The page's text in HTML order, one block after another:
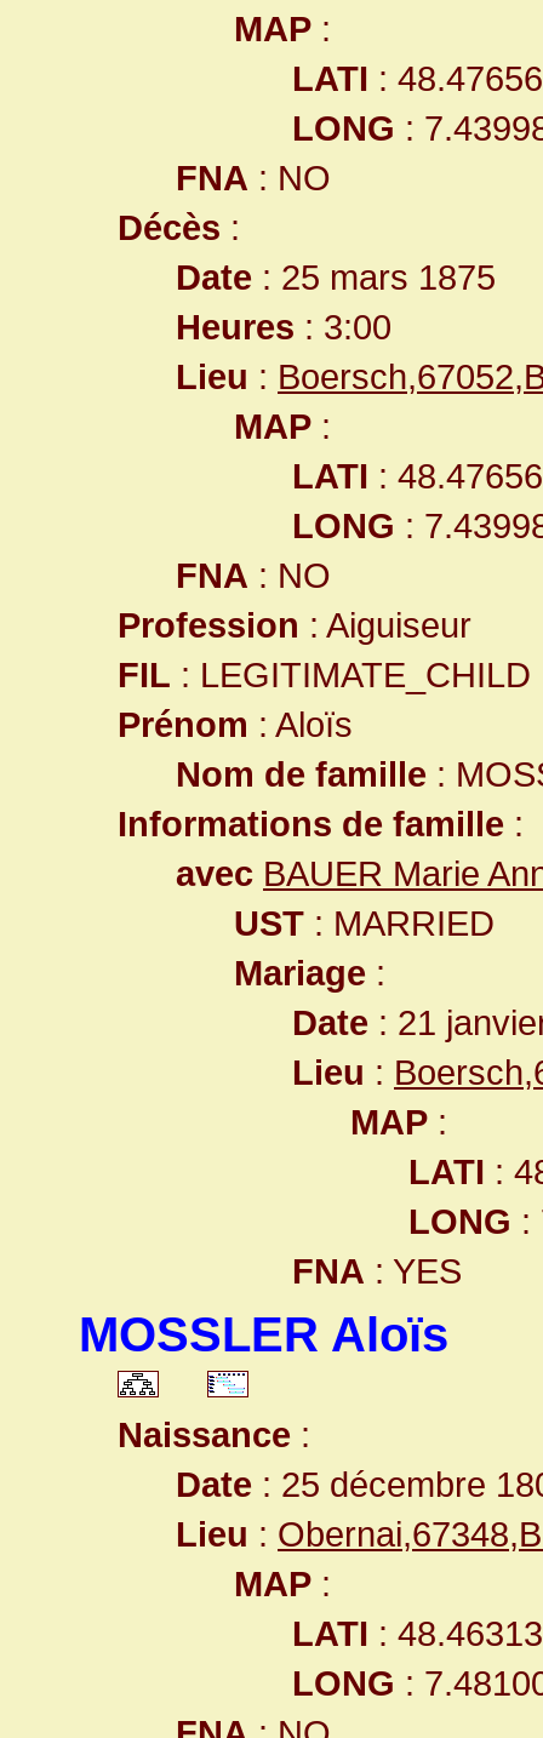
MAP :
LATI :
LONG :
FNA : NO
Décès :
Date : 25 mars 1875
Heures : 3:00
Lieu :
MAP :
LATI :
LONG :
FNA : NO
Profession : Aiguiseur
FIL : LEGITIMATE_CHILD
Prénom : Aloïs
Nom de famille :
Informations de famille :
avec BAUER Marie
UST : MARRIED
Mariage :
Date : 21
Lieu :
MAP :
LATI :
LONG :
FNA : YES
MOSSLER Aloïs
Naissance :
Date : 25 décembre
Lieu :
MAP :
LATI :
LONG :